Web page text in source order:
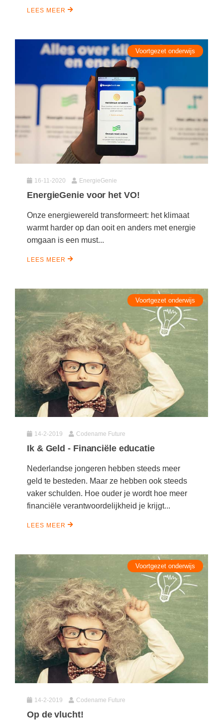
LEES MEER
Voortgezet onderwijs
16-11-2020 EnergieGenie
EnergieGenie voor het VO!
Onze energiewereld transformeert: het klimaat
warmt harder op dan ooit en anders met energie
omgaan is een must...
LEES MEER
Voortgezet onderwijs
14-2-2019 Codename Future
Ik & Geld - Financiële educatie
Nederlandse jongeren hebben steeds meer
geld te besteden. Maar ze hebben ook steeds
vaker schulden. Hoe ouder je wordt hoe meer
financiële verantwoordelijkheid je krijgt...
LEES MEER
Voortgezet onderwijs
14-2-2019 Codename Future
Op de vlucht!